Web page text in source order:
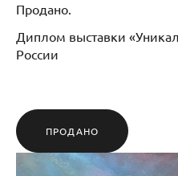
Продано.
Диплом выставки
России
ПРОДАНО